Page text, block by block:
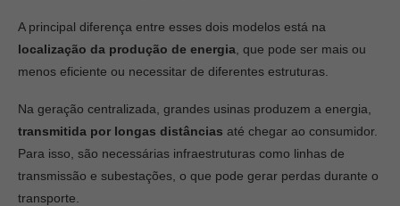
A principal diferença entre esses dois modelos está na
localização da produção de energia , que pode ser mais ou
menos eficiente ou necessitar de diferentes estruturas.
Na geração centralizada, grandes usinas produzem a energia,
transmitida por longas distâncias até chegar ao consumidor.
Para isso, são necessárias infraestruturas como linhas de
transmissão e subestações, o que pode gerar perdas durante o
transporte.